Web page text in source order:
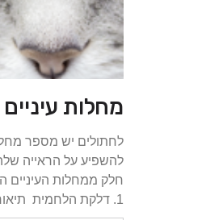
מחלות
לחתולים יש מספר
להשפיע על הראייה
חלק ממחלות העיניים
1. דלקת הלחמית תיאור: